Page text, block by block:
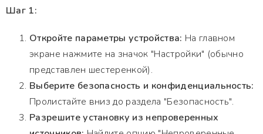
Шаг 1:
Откройте параметры устройства: На главном
экране нажмите на значок "Настройки" (обычно
представлен шестеренкой).
Выберите безопасность и конфиденциальность:
Пролистайте вниз до раздела "Безопасность".
Разрешите установку из непроверенных